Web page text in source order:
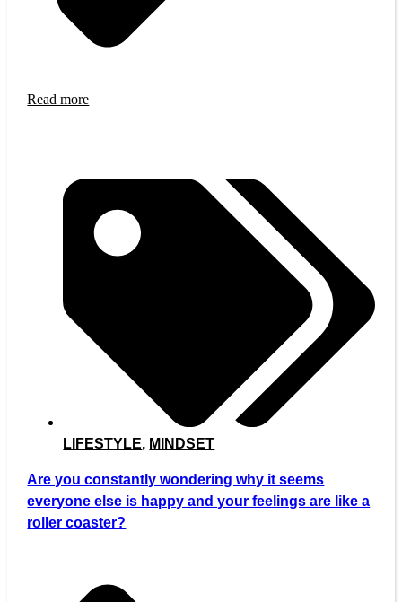
Read more
LIFESTYLE, MINDSET
Are you constantly wondering why it seems
everyone else is happy and your feelings are like a
roller coaster?